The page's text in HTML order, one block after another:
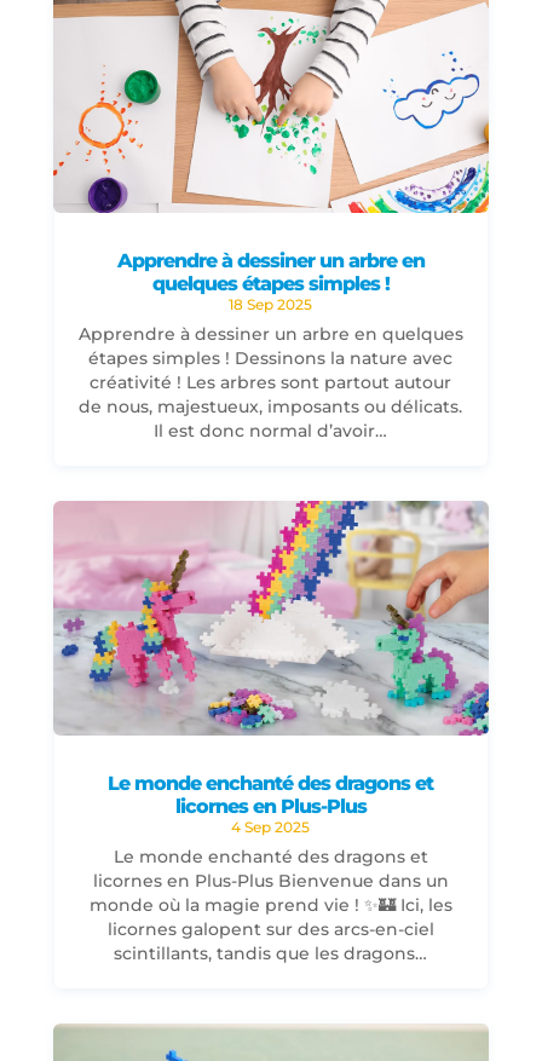
Apprendre à dessiner un arbre en
quelques étapes simples !
18 Sep 2025
Apprendre à dessiner un arbre en quelques
étapes simples ! Dessinons la nature avec
créativité ! Les arbres sont partout autour
de nous, majestueux, imposants ou délicats.
Il est donc normal d’avoir…
Le monde enchanté des dragons et
licornes en Plus-Plus
4 Sep 2025
Le monde enchanté des dragons et
licornes en Plus-Plus Bienvenue dans un
monde où la magie prend vie ! ✨🏰 Ici, les
licornes galopent sur des arcs-en-ciel
scintillants, tandis que les dragons…